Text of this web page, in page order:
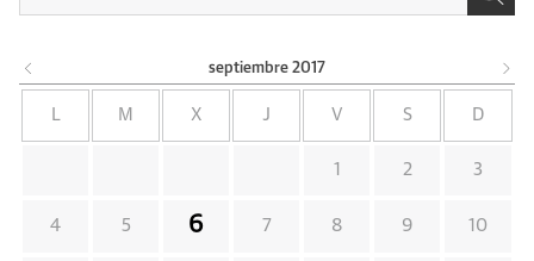
septiembre 2017
L M X J V S D
1 2 3
4 5 6 7 8 9 10